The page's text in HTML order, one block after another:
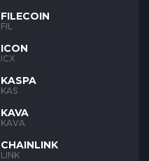
FILECOIN
FIL
ICON
ICX
KASPA
KAS
KAVA
KAVA
CHAINLINK
LINK